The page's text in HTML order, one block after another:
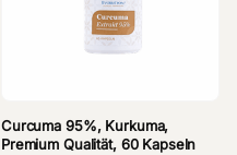
Curcuma 95%, Kurkuma,
Premium Qualität, 60 Kapseln